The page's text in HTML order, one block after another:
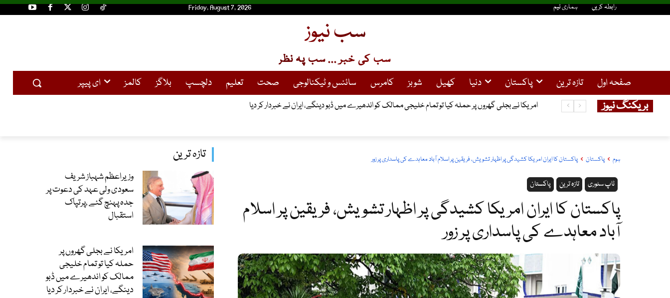
Friday, August 7, 2026 رابطہ کریں ہماری ٹیم
سب نیوز
سب کی خبر ... سب پہ نظر
صفحہ اول تازہ ترین پاکستان دنیا کھیل شوبز کامرس سائنس و ٹیکنالوجی صحت تعلیم دلچسپ بلاگز کالمز ای پیپر
بریکنگ نیوز امریکا نے بجلی گھروں پر حملہ کیا تو تمام خلیجی ممالک کو اندھیرے میں ڈبو دینگے، ایران نے خبردار کر دیا
سولر صارفین کیلئے خوشخبری ، 25کلو واٹ تک سولر سسٹم کیلئے نیپرا سے لائسنس کی شرط ختم
تازہ ترین
وزیراعظم شہباز شریف
سعودی ولی عہد کی دعوت پر
جدہ پہنچ گئے ،پرتپاک
استقبال
امریکا نے بجلی گھروں پر
حملہ کیا تو تمام خلیجی
ممالک کو اندھیرے میں ڈبو
دینگے، ایران نے خبردار کر دیا
ہوم پاکستان پاکستان کا ایران امریکا کشیدگی پر اظہار تشویش، فریقین پر اسلام آباد معاہدے کی پاسداری پر زور
پاکستان تازہ ترین ٹاپ سٹوری
پاکستان کا ایران امریکا کشیدگی پر اظہار تشویش، فریقین پر اسلام
آباد معاہدے کی پاسداری پر زور